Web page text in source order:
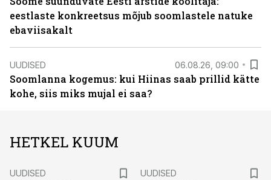
eestlaste konkreetsus mõjub soomlastele natuke
ebaviisakalt
UUDISED 06.08.26, 09:00
Soomlanna kogemus: kui Hiinas saab prillid kätte
kohe, siis miks mujal ei saa?
HETKEL KUUM
UUDISED
UUDISED